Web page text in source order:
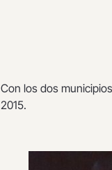
Con los dos
2015.